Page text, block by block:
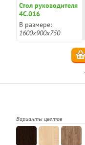
Стол руководителя
4С.016
В размере:
1600х900х750
Варианты цветов